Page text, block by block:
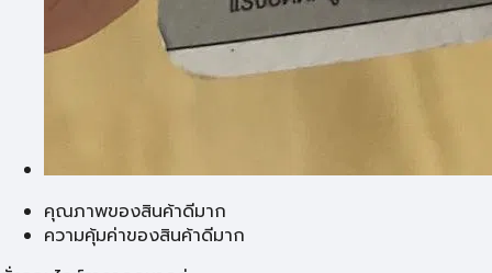
คุณภาพของสินค้าดีมาก
ความคุ้มค่าของสินค้าดีมาก